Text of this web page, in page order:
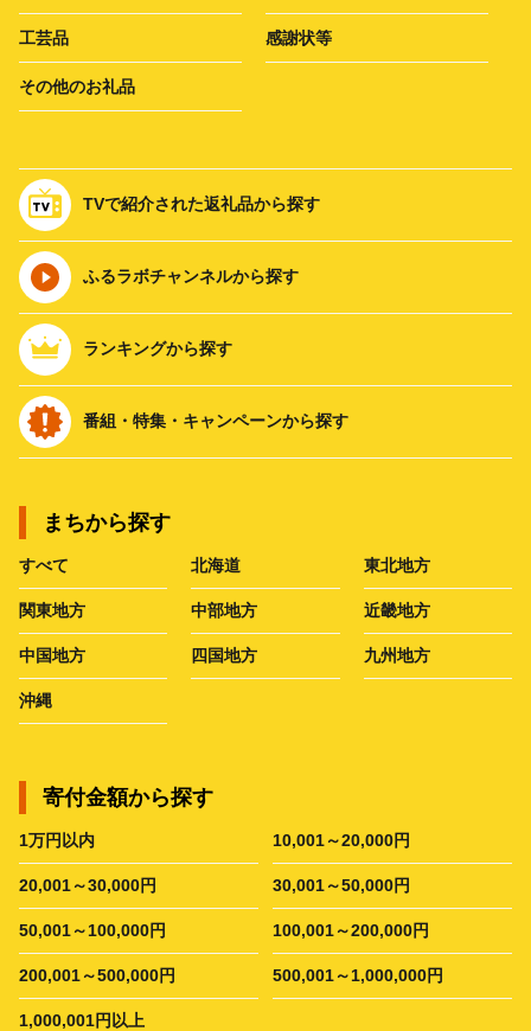
工芸品 感謝状等
その他のお礼品
TVで紹介された返礼品から探す
ふるラボチャンネルから探す
ランキングから探す
番組・特集・キャンペーンから探す
まちから探す
すべて 北海道 東北地方
関東地方 中部地方 近畿地方
中国地方 四国地方 九州地方
沖縄
寄付金額から探す
1万円以内 10,001～20,000円
20,001～30,000円 30,001～50,000円
50,001～100,000円 100,001～200,000円
200,001～500,000円 500,001～1,000,000円
1,000,001円以上